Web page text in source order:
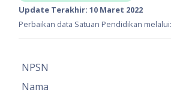
Update Terakhir: 10 Maret 2022
Perbaikan data Satuan Pendidikan melalui:
NPSN
Nama